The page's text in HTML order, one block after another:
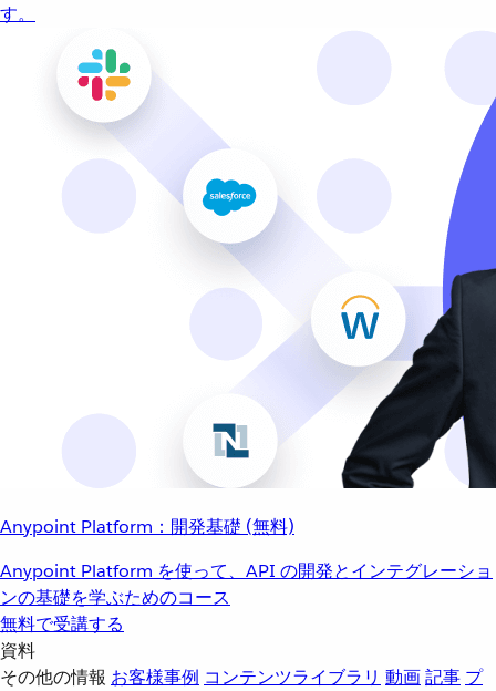
す。
Anypoint Platform：開発基礎 (無料)
Anypoint Platform を使って、API の開発とインテグレーショ
ンの基礎を学ぶためのコース
無料で受講する
資料
その他の情報 お客様事例 コンテンツライブラリ 動画記事 プ